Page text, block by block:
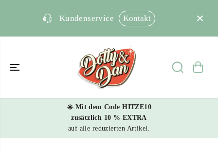
INHALTEN Kundenservice Kontakt
☀️ Mit dem Code HITZE10
zusätzlich 10 % EXTRA
auf alle reduzierten Artikel.